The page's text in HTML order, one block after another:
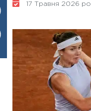
17 Травня 2026